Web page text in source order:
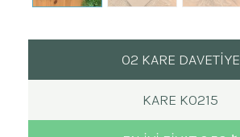
02 KARE DAVETİYE
KARE K0215